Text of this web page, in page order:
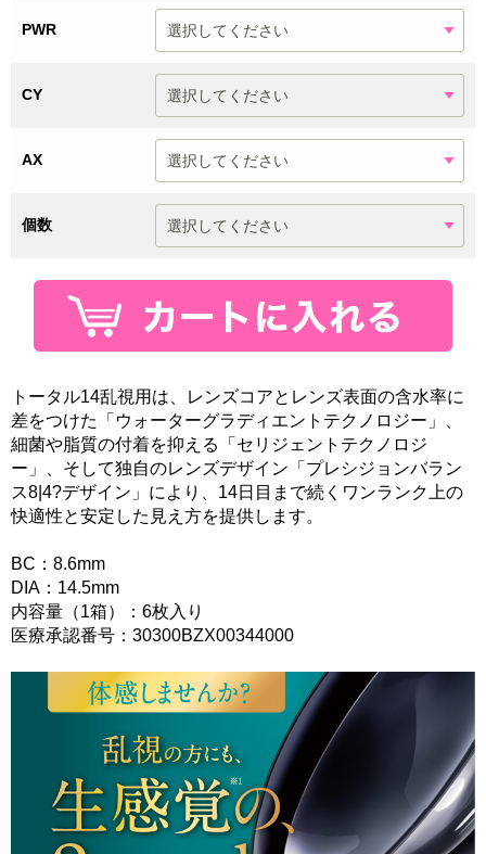
PWR
CY
AX
個数
トータル14乱視用は、レンズコアとレンズ表面の含水率に
差をつけた「ウォーターグラディエントテクノロジー」、
細菌や脂質の付着を抑える「セリジェントテクノロジ
ー」、そして独自のレンズデザイン「プレシジョンバラン
ス8|4?デザイン」により、14日目まで続くワンランク上の
快適性と安定した見え方を提供します。
BC：8.6mm
DIA：14.5mm
内容量（1箱）：6枚入り
医療承認番号：30300BZX00344000